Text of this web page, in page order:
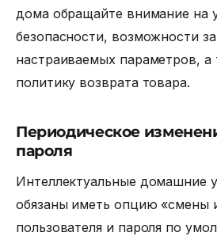
дома обращайте внимание на
безопасности, возможности
настраиваемых параметров,
политику возврата товара.
Периодическое
пароля
Интеллектуальные домашние
обязаны иметь опцию «смены
пользователя и пароля по